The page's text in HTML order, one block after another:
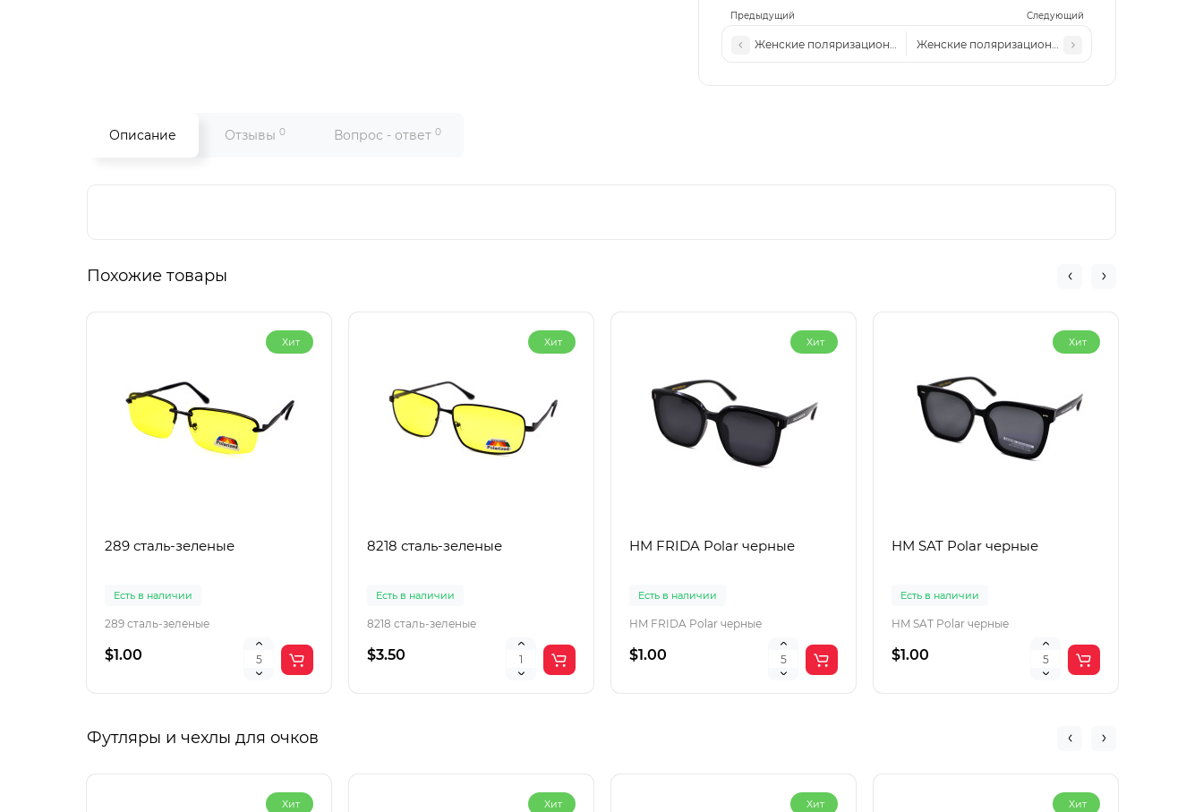
Предыдущий Следующий
Женские поляризационные солнцезащитные очки TF 2627P c6
Женские поляризационные солнцезащитные очки
Описание Отзывы 0 Вопрос - ответ 0
Похожие товары
Хит
289 сталь-зеленые
Есть в наличии
289 сталь-зеленые
$1.00
Хит
8218 сталь-зеленые
Есть в наличии
8218 сталь-зеленые
$3.50
Хит
HM FRIDA Polar черные
Есть в наличии
HM FRIDA Polar черные
$1.00
Хит
HM SAT Polar черные
Есть в наличии
HM SAT Polar черные
$1.00
Футляры и чехлы для очков
Хит Хит Хит Хит